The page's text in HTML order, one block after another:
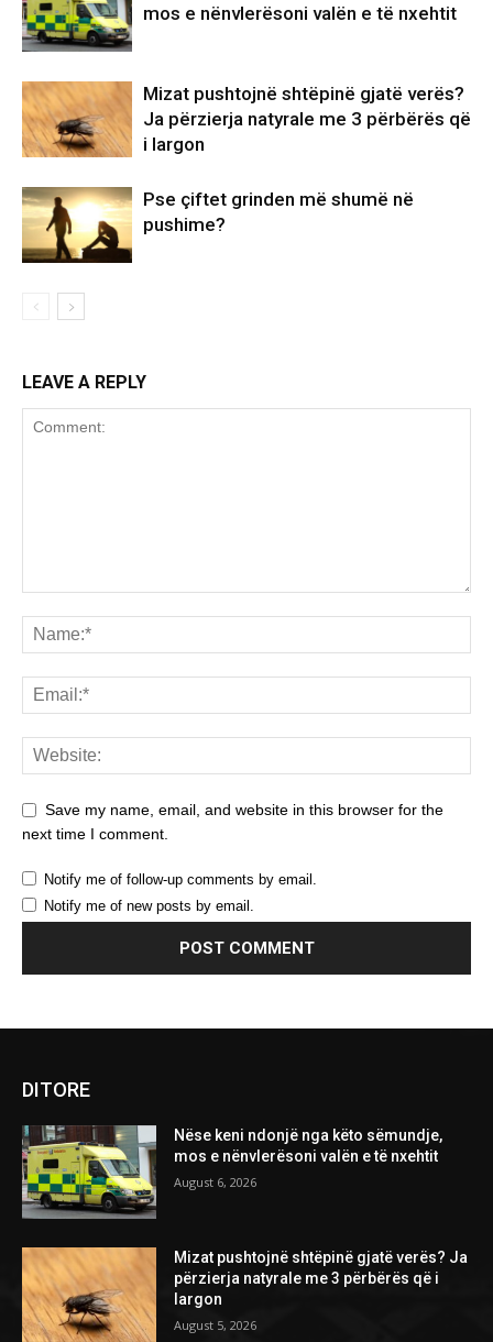
mos e nënvlerësoni valën e të nxehtit
Mizat pushtojnë shtëpinë gjatë verës?
Ja përzierja natyrale me 3 përbërës që
i largon
Pse çiftet grinden më shumë në
pushime?
LEAVE A REPLY
Save my name, email, and website in this browser for the
next time I comment.
Notify me of follow-up comments by email.
Notify me of new posts by email.
DITORE
Nëse keni ndonjë nga këto sëmundje,
mos e nënvlerësoni valën e të nxehtit
August 6, 2026
Mizat pushtojnë shtëpinë gjatë verës? Ja
përzierja natyrale me 3 përbërës që i
largon
August 5, 2026